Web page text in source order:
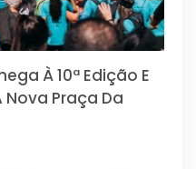
À 10ª Edição E
Praça Da